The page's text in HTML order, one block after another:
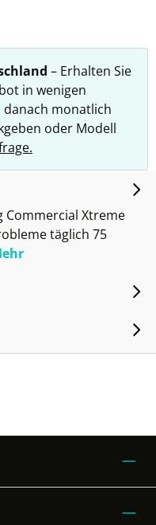
– Erhalten Sie
in wenigen
monatlich
oder Modell
Commercial Xtreme
täglich 75